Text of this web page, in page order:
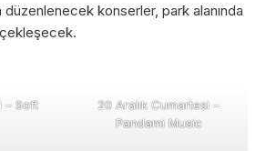
düzenlenecek konserler, park alanında
– Soft
20 Aralık Cumartesi –
Pandami Music